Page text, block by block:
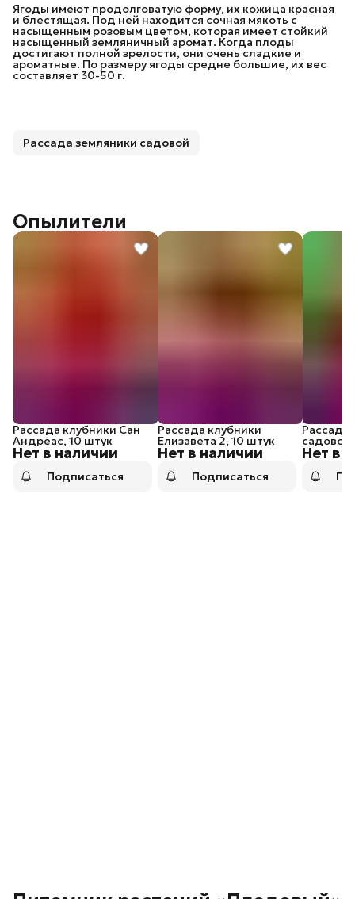
Ягоды имеют продолговатую форму, их кожица красная
и блестящая. Под ней находится сочная мякоть с
насыщенным розовым цветом, которая имеет стойкий
насыщенный земляничный аромат. Когда плоды
достигают полной зрелости, они очень сладкие и
ароматные. По размеру ягоды средне большие, их вес
составляет 30-50 г.
Рассада земляники садовой
Опылители
Нет в наличии
Рассада клубники Сан
Андреас, 10 штук
Подписаться
Нет в наличии
Рассада клубники
Елизавета 2, 10 штук
Подписаться
Нет в
Рассада
садовой
Максим
штук